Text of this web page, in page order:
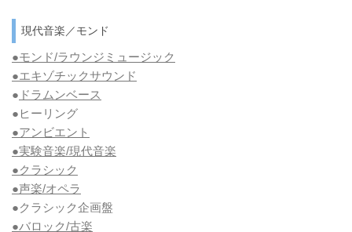
現代音楽／モンド
●モンド/ラウンジミュージック
●エキゾチックサウンド
● ドラムンベース
●ヒーリング
●アンビエント
●実験音楽/現代音楽
●クラシック
●声楽/オペラ
●クラシック企画盤
●バロック/古楽